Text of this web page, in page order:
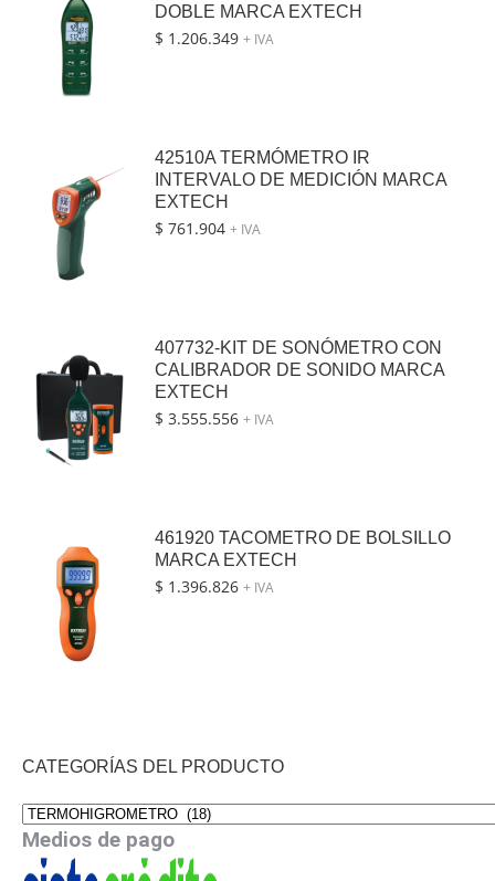
DOBLE MARCA EXTECH
$ 1.206.349 + IVA
42510A TERMÓMETRO IR
INTERVALO DE MEDICIÓN MARCA
EXTECH
$ 761.904 + IVA
407732-KIT DE SONÓMETRO CON
CALIBRADOR DE SONIDO MARCA
EXTECH
$ 3.555.556 + IVA
461920 TACOMETRO DE BOLSILLO
MARCA EXTECH
$ 1.396.826 + IVA
CATEGORÍAS DEL PRODUCTO
Medios de pago